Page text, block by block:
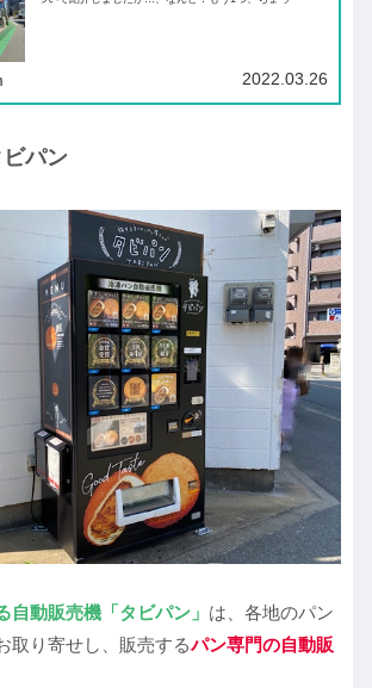
2022.03.26
ビパン
自動販売機「タビパン」 は、各地のパン
取り寄せし、販売するパン専門の自動販